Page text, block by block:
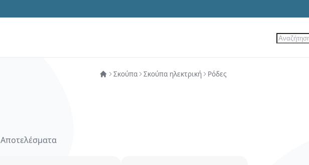
Σκούπα Σκούπα ηλεκτρική Ρόδες
Αποτελέσματα